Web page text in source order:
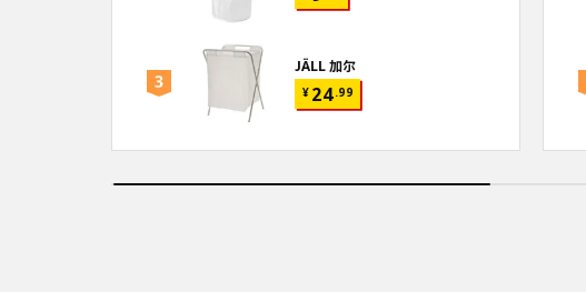
JÄLL 加尔
¥ 24.99